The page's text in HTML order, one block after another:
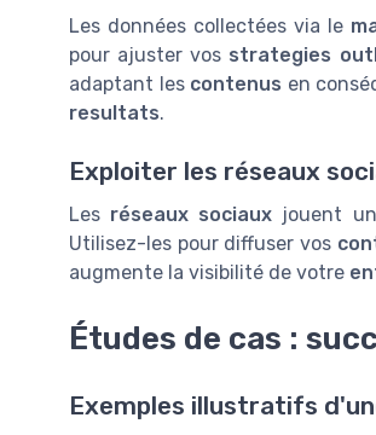
Les données collectées via le
pour ajuster vos strategies
adaptant les contenus en
resultats.
Exploiter les réseaux
Les réseaux sociaux jouent
Utilisez-les pour diffuser vos
augmente la visibilité de votre
Études de cas :
Exemples illustratifs